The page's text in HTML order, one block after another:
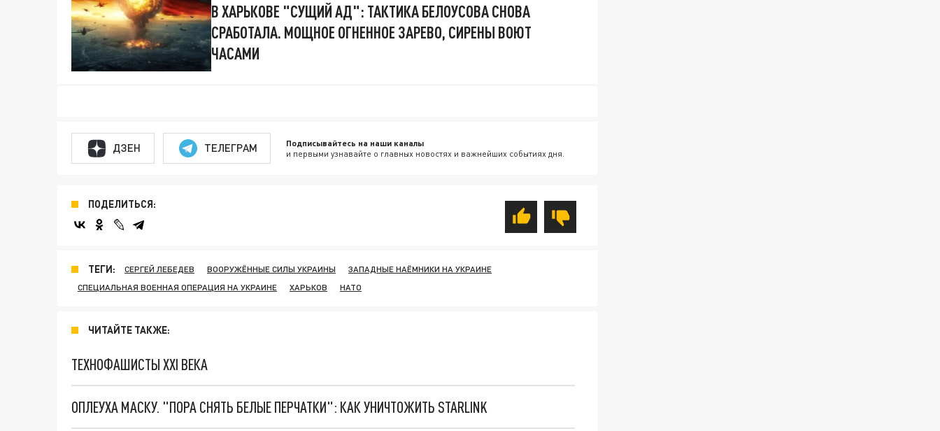
В ХАРЬКОВЕ "СУЩИЙ АД": ТАКТИКА БЕЛОУСОВА СНОВА
СРАБОТАЛА. МОЩНОЕ ОГНЕННОЕ ЗАРЕВО, СИРЕНЫ ВОЮТ
ЧАСАМИ
ДЗЕН ТЕЛЕГРАМ Подписывайтесь на наши каналы
и первыми узнавайте о главных новостях и важнейших событиях дня.
ПОДЕЛИТЬСЯ:
ТЕГИ: СЕРГЕЙ ЛЕБЕДЕВ ВООРУЖЁННЫЕ СИЛЫ УКРАИНЫ
ЗАПАДНЫЕ НАЁМНИКИ НА УКРАИНЕ
СПЕЦИАЛЬНАЯ ВОЕННАЯ ОПЕРАЦИЯ НА УКРАИНЕ
ХАРЬКОВ НАТО
ЧИТАЙТЕ ТАКЖЕ:
ТЕХНОФАШИСТЫ XXI ВЕКА
ОПЛЕУХА МАСКУ. "ПОРА СНЯТЬ БЕЛЫЕ ПЕРЧАТКИ": КАК УНИЧТОЖИТЬ STARLINK